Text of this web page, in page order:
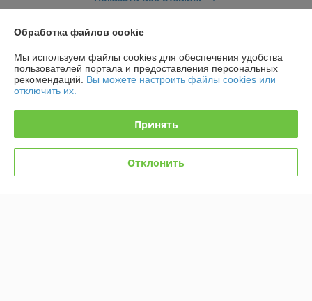
Контакты
Доставка и оплата
Полная версия сайта
Обработка файлов cookie
Мы используем файлы cookies для обеспечения удобства
пользователей портала и предоставления персональных
рекомендаций. Вы можете настроить файлы cookies или
отключить их.
Принять
Отклонить